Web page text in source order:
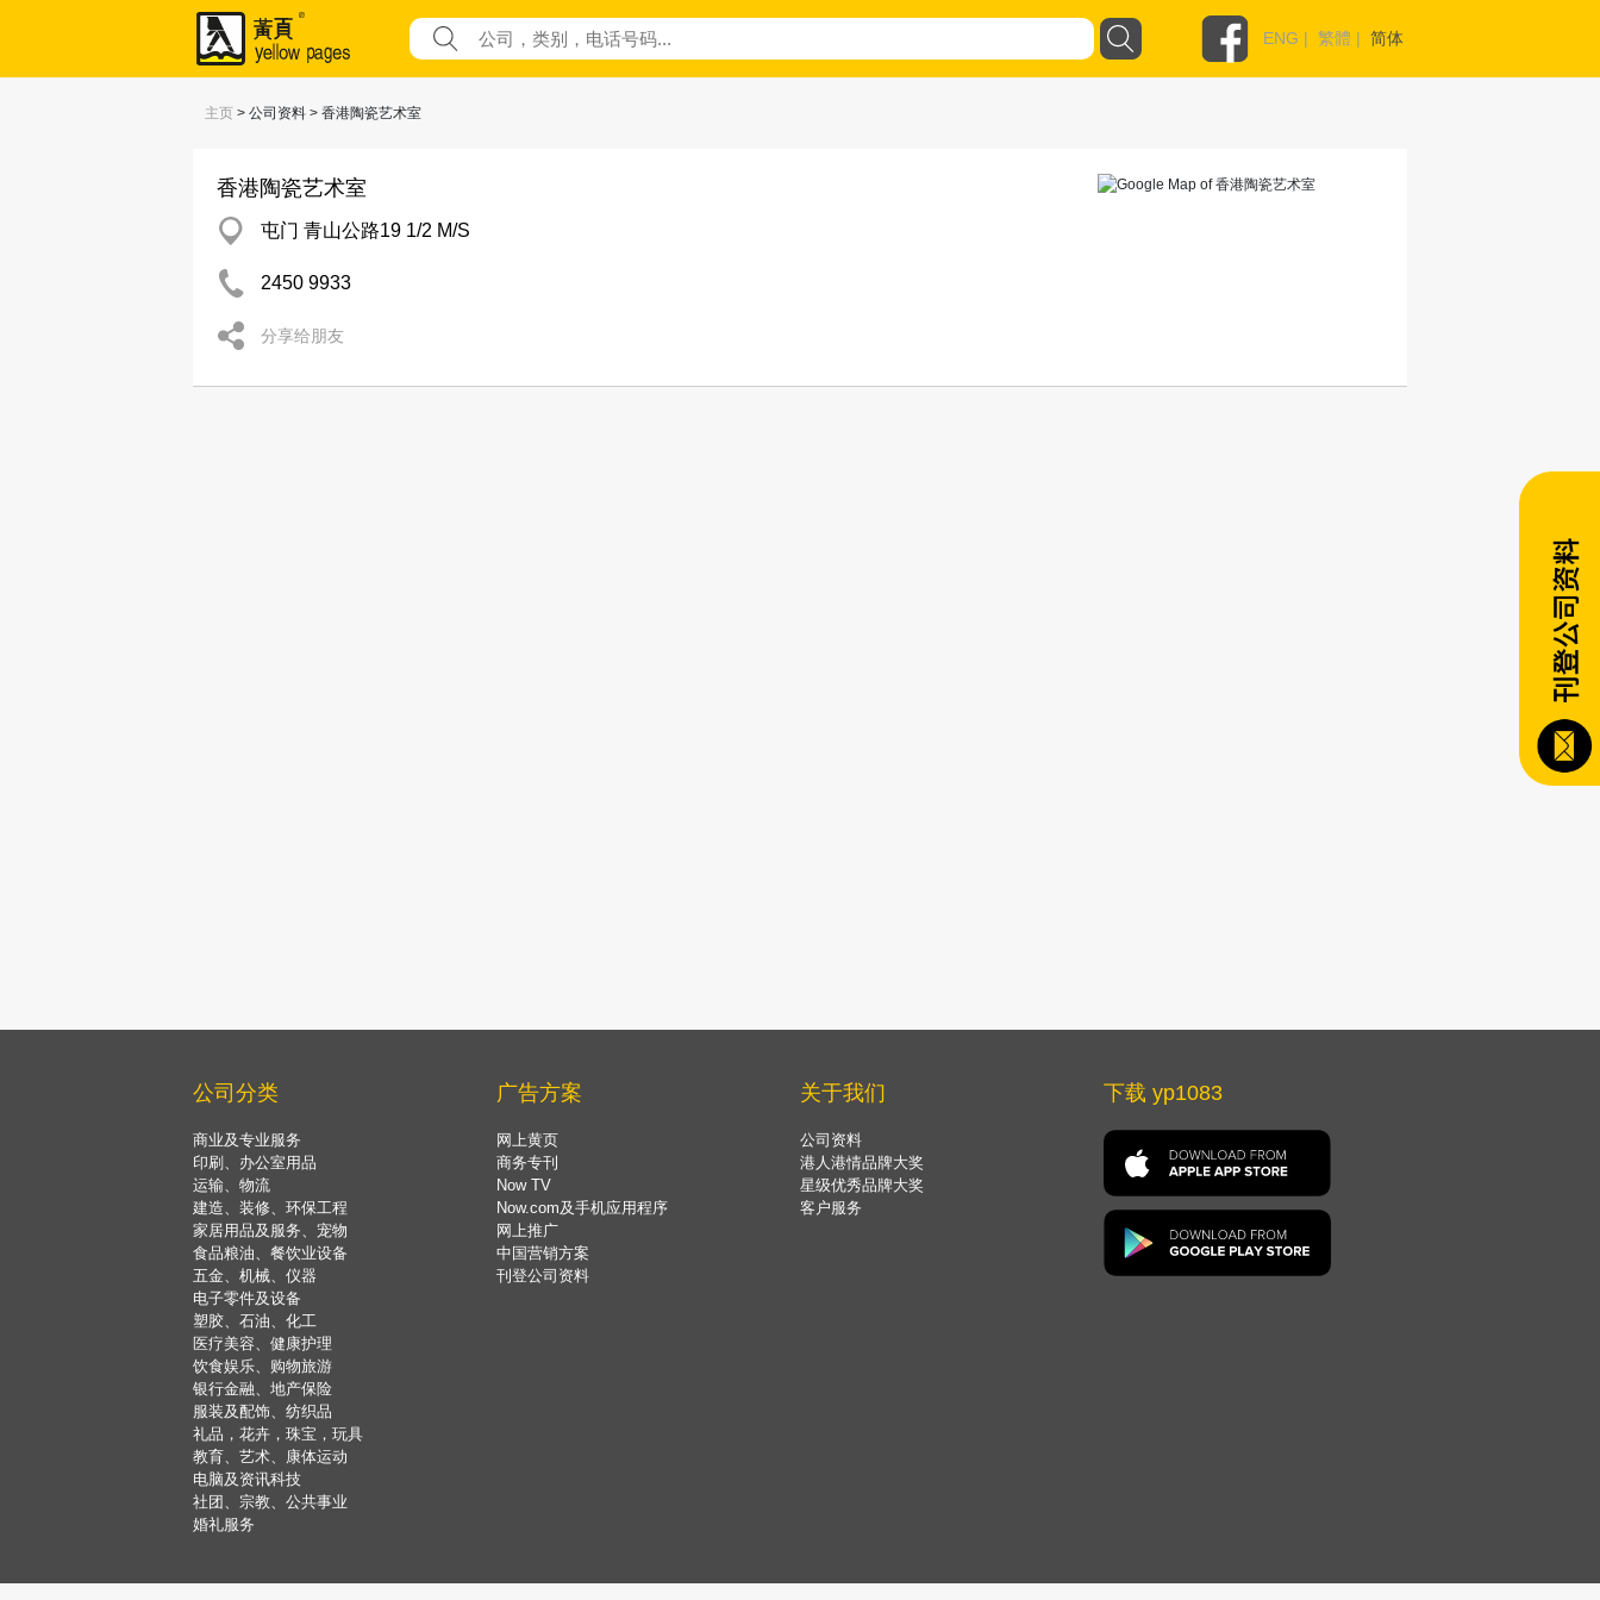
ENG | 繁體 | 简体
主页 > 公司资料 > 香港陶瓷艺术室
香港陶瓷艺术室
屯门 青山公路19 1/2 M/S
2450 9933
分享给朋友
公司分类
商业及专业服务
印刷、办公室用品
运输、物流
建造、装修、环保工程
家居用品及服务、宠物
食品粮油、餐饮业设备
五金、机械、仪器
电子零件及设备
塑胶、石油、化工
医疗美容、健康护理
饮食娱乐、购物旅游
银行金融、地产保险
服装及配饰、纺织品
礼品，花卉，珠宝，玩具
教育、艺术、康体运动
电脑及资讯科技
社团、宗教、公共事业
婚礼服务
广告方案
网上黄页
商务专刊
Now TV
Now.com及手机应用程序
网上推广
中国营销方案
刊登公司资料
关于我们
公司资料
港人港情品牌大奖
星级优秀品牌大奖
客户服务
下载 yp1083